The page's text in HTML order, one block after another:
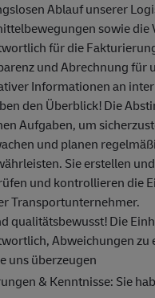
Ablauf unserer
sowie
für die
und Abrechnung für
Informationen an
den Überblick!Die
Aufgaben, um
und planen
Sie erstellen
und kontrollieren die
Transportunternehmer.
qualitätsbewusst!Die
Abweichungen zu
uns überzeugen
& Kenntnisse: Sie